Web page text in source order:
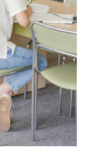
la guerre, des
de